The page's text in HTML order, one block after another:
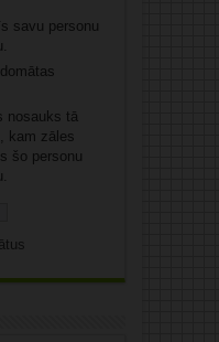
savu personu
nosauks tā
kam zāles
šo personu